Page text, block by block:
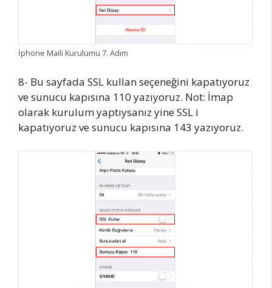
İphone Maili Kurulumu 7. Adım
8- Bu sayfada SSL kullan seçeneğini kapatıyoruz
ve sunucu kapısına 110 yazıyoruz. Not: İmap
olarak kurulum yaptıysanız yine SSL i
kapatıyoruz ve sunucu kapısına 143 yazıyoruz.